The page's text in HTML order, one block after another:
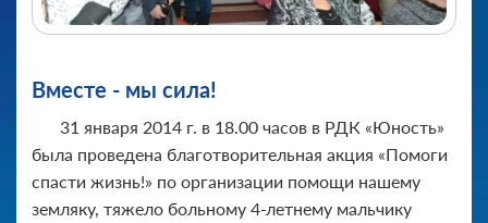
Вместе - мы сила!
31 января 2014 г. в 18.00 часов в РДК «Юность»
была проведена благотворительная акция «Помоги
спасти жизнь!» по организации помощи нашему
земляку, тяжело больному 4-летнему мальчику